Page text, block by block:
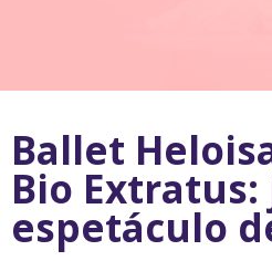
Ballet
Bio
espetáculo